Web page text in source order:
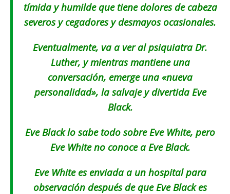
tímida y humilde que tiene dolores de cabeza
severos y cegadores y desmayos ocasionales.
Eventualmente, va a ver al psiquiatra Dr.
Luther, y mientras mantiene una
conversación, emerge una «nueva
personalidad», la salvaje y divertida Eve
Black.
Eve Black lo sabe todo sobre Eve White, pero
Eve White no conoce a Eve Black.
Eve White es enviada a un hospital para
observación después de que Eve Black es